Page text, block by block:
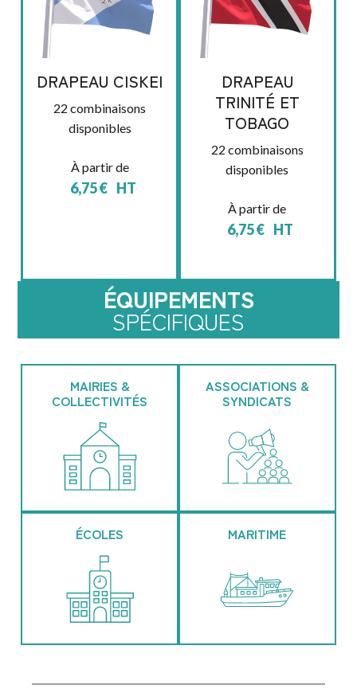
DRAPEAU CISKEI
22 combinaisons
disponibles
À partir de
6,75€ HT
DRAPEAU
TRINITÉ ET
TOBAGO
22 combinaisons
disponibles
À partir de
6,75€ HT
ÉQUIPEMENTS
SPÉCIFIQUES
MAIRIES &
COLLECTIVITÉS
ASSOCIATIONS &
SYNDICATS
ÉCOLES MARITIME